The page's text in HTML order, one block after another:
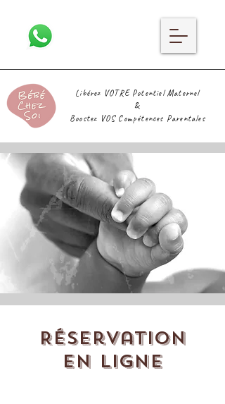
Libérez VOTRE Potentiel Maternel
&
Boostez VOS Compétences Parentales
Réservation
en ligne